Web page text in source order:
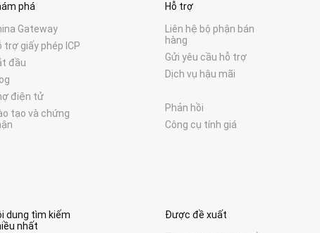
phá
Gateway
trợ giấy phép ICP
đầu
điện tử
tạo và chứng
Hỗ trợ
Liên hệ bộ phận bán
hàng
Gửi yêu cầu hỗ trợ
Dịch vụ hậu mãi
Phản hồi
Công cụ tính giá
dung tìm kiếm
nhất
Được đề xuất